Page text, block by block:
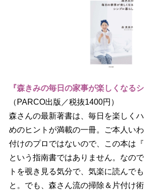
『森きみの毎日の家事が楽しくなる
（PARCO出版／税抜1400円）
森さんの最新著書は、毎日を楽しく
めのヒントが満載の一冊。ご本人い
付けのプロではないので、この本は『
という指南書ではありません。なの
トを覗き見る気分で、気楽に読んで
と。でも、森さん流の掃除＆片付け